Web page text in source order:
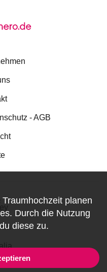
- AGB
planen
. Durch die Nutzung
diese zu.